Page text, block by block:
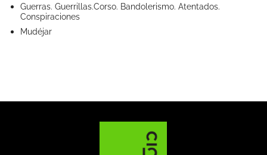
Guerras. Guerrillas.Corso. Bandolerismo. Atentados.
Conspiraciones
Mudéjar